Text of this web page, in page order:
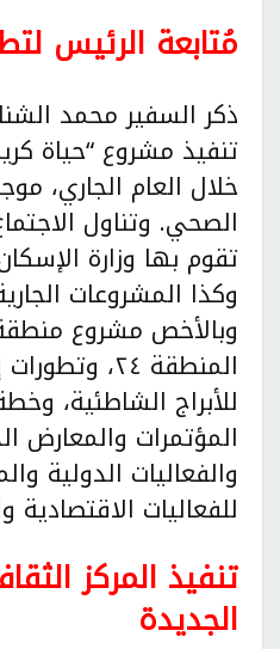
مُتابعة الرئيس
ذكر السفير محمد
تنفيذ مشروع “حياة
خلال العام الجاري،
الصحي. وتناول
تقوم بها وزارة
وكذا المشروعات
المنطقة
للأبراج الشاطئية،
المؤتمرات والمعارض
والفعاليات الدولية
للفعاليات الاقتصادية
تنفيذ المركز
الجديدة